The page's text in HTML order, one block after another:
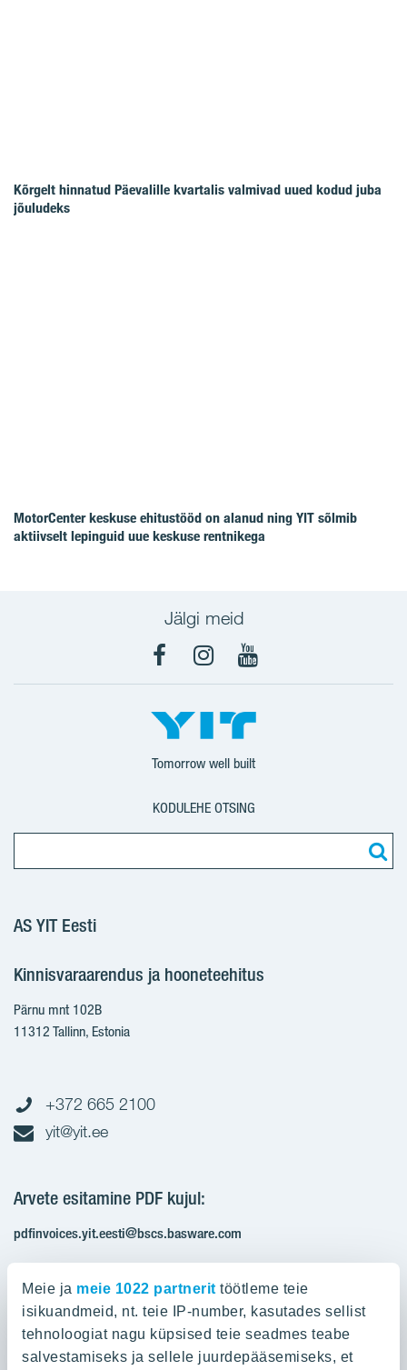
Meie ja meie 1022 partnerit töötleme teie
isikuandmeid, nt. teie IP-number, kasutades sellist
tehnoloogiat nagu küpsised teie seadmes teabe
salvestamiseks ja sellele juurdepääsemiseks, et
Kõrgelt hinnatud Päevalille kvartalis valmivad uued kodud juba
jõuludeks
MotorCenter keskuse ehitustööd on alanud ning YIT sõlmib
aktiivselt lepinguid uue keskuse rentnikega
Jälgi meid
FacebookInstagram
YouTube
Tomorrow well built
KODULEHE OTSING
AS YIT Eesti
Kinnisvaraarendus ja hooneteehitus
Pärnu mnt 102B
11312 Tallinn, Estonia
+372 665 2100
yit@yit.ee
Arvete esitamine PDF kujul:
pdfinvoices.yit.eesti@bscs.basware.com
KMKR: EE100210897